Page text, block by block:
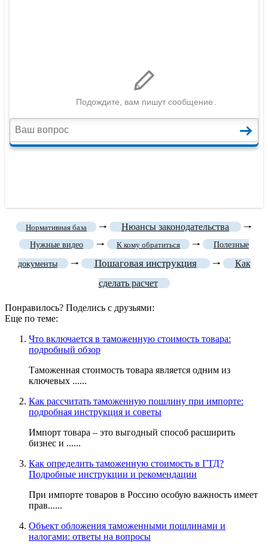
Нормативная база 🠒 Нюансы законодательства 🠒
Нужные видео 🠒 К кому обратиться 🠒 Полезные
документы 🠒 Пошаговая инструкция 🠒
Как
сделать расчет
Понравилось? Поделись с друзьями:
Еще по теме:
Что включается в таможенную стоимость товара:
подробный обзор
Таможенная стоимость товара является одним из
ключевых ......
Как рассчитать таможенную пошлину при импорте:
подробная инструкция и советы
Импорт товара – это выгодный способ расширить
бизнес и ......
Как определить таможенную стоимость в ГТД?
Подробные инструкции и рекомендации
При импорте товаров в Россию особую важность имеет
прав......
Объект обложения таможенными пошлинами и
налогами: ответы на вопросы